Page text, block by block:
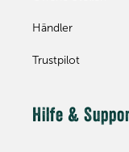
Händler
Trustpilot
Hilfe &